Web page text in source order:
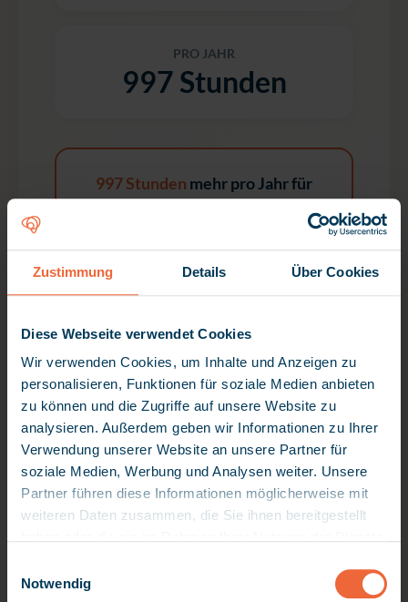
Zustimmung Details Über Cookies
Diese Webseite verwendet Cookies
Wir verwenden Cookies, um Inhalte und Anzeigen zu
personalisieren, Funktionen für soziale Medien anbieten
zu können und die Zugriffe auf unsere Website zu
analysieren. Außerdem geben wir Informationen zu Ihrer
Verwendung unserer Website an unsere Partner für
soziale Medien, Werbung und Analysen weiter. Unsere
Partner führen diese Informationen möglicherweise mit
weiteren Daten zusammen, die Sie ihnen bereitgestellt
bitten wir Sie hiermit um Ihre Erlaubnis, die folgenden
Notwendig
PRO JAHR
997 Stunden
997 Stunden mehr pro Jahr für
persönliche Betreuung, wertvolle
Unterstützung – mit derselben
Anzahl an Mitarbeitenden.
Jetzt Demo anfragen
Kostenlos & unverbindlich · Persönliche Beratung
Die durchschnittliche Zeitersparnis pro Schicht basiert
auf einer myneva-Anwenderbefragung mit rund 7.500